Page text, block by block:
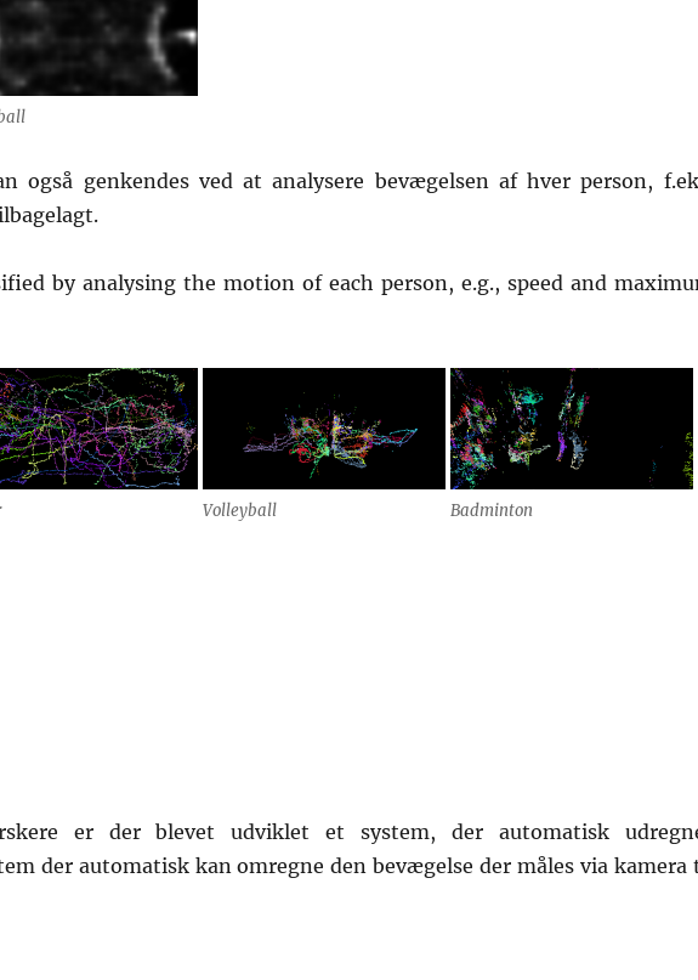
også genkendes ved at analysere bevægelsen af hver person,
by analysing the motion of each person, e.g., speed and
Volleyball Badminton
er der blevet udviklet et system, der automatisk
der automatisk kan omregne den bevægelse der måles via kamera